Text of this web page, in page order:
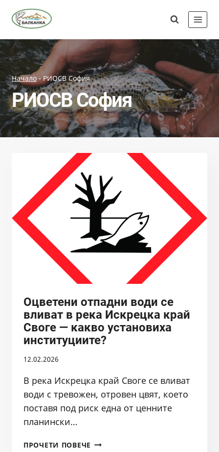
Начало-РИОСВ София
РИОСВ София
Оцветени отпадни води се
вливат в река Искрецка край
Своге — какво установиха
институциите?
12.02.2026
В река Искрецка край Своге се вливат
води с тревожен, отровен цвят, което
поставя под риск една от ценните
планински…
ПРОЧЕТИ ПОВЕЧЕ ОЦВЕТЕНИ